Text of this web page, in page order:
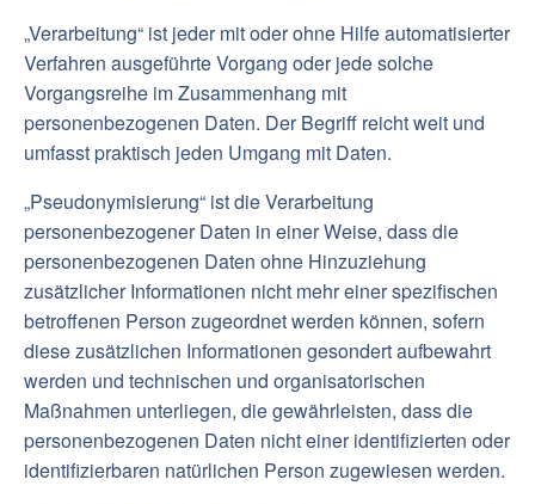
„Verarbeitung“ ist jeder mit oder ohne Hilfe automatisierter
Verfahren ausgeführte Vorgang oder jede solche
Vorgangsreihe im Zusammenhang mit
personenbezogenen Daten. Der Begriff reicht weit und
umfasst praktisch jeden Umgang mit Daten.
„Pseudonymisierung“ ist die Verarbeitung
personenbezogener Daten in einer Weise, dass die
personenbezogenen Daten ohne Hinzuziehung
zusätzlicher Informationen nicht mehr einer spezifischen
betroffenen Person zugeordnet werden können, sofern
diese zusätzlichen Informationen gesondert aufbewahrt
werden und technischen und organisatorischen
Maßnahmen unterliegen, die gewährleisten, dass die
personenbezogenen Daten nicht einer identifizierten oder
identifizierbaren natürlichen Person zugewiesen werden.